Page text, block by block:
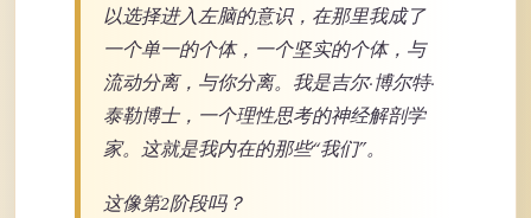
以选择进入左脑的意识，在那里我成了
一个单一的个体，一个坚实的个体，与
流动分离，与你分离。我是吉尔·博尔特·
泰勒博士，一个理性思考的神经解剖学
家。这就是我内在的那些“我们”。
这像第2阶段吗？